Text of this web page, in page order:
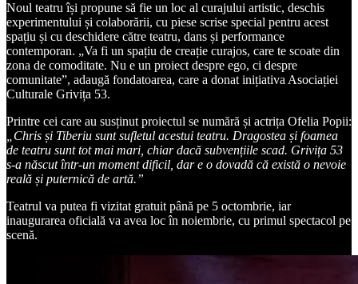
Noul teatru își propune să fie un loc al curajului artistic, deschis
experimentului și colaborării, cu piese scrise special pentru acest
spațiu și cu deschidere către teatru, dans și performance
contemporan. „Va fi un spațiu de creație curajos, care te scoate din
zona de comoditate. Nu e un proiect despre ego, ci despre
comunitate”, adaugă fondatoarea, care a donat inițiativa Asociației
Culturale Grivița 53.
Printre cei care au susținut proiectul se numără și actrița Ofelia Popii:
„Chris și Tiberiu sunt sufletul acestui teatru. Dragostea și foamea
de teatru sunt tot mai mari, chiar dacă subvențiile scad. Grivița 53
s-a născut într-un moment dificil, dar e o dovadă că există o nevoie
reală și puternică de artă.”
Teatrul va putea fi vizitat gratuit până pe 5 octombrie, iar
inaugurarea oficială va avea loc în noiembrie, cu primul spectacol pe
scenă.